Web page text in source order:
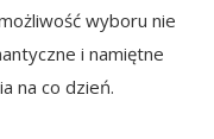
wyboru nie
i namiętne
na co dzień.